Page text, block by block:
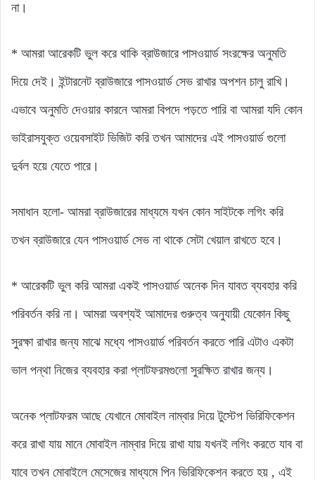
না।
* আমরা আরেকটি ভুল করে থাকি ব্রাউজারে পাসওয়ার্ড সংরক্ষের অনুমতি
দিয়ে দেই। ইন্টারনেট ব্রাউজারে পাসওয়ার্ড সেভ রাখার অপশন চালু রাখি।
এভাবে অনুমতি দেওয়ার কারনে আমরা বিপদে পড়তে পারি বা আমরা যদি কোন
ভাইরাসযুক্ত ওয়েবসাইট ভিজিট করি তখন আমাদের এই পাসওয়ার্ড গুলো
দুর্বল হয়ে যেতে পারে।
সমাধান হলো- আমরা ব্রাউজারের মাধ্যমে যখন কোন সাইটকে লগিং করি
তখন ব্রাউজারে যেন পাসওয়ার্ড সেভ না থাকে সেটা খেয়াল রাখতে হবে।
* আরেকটি ভুল করি আমরা একই পাসওয়ার্ড অনেক দিন যাবত ব্যবহার করি
পরিবর্তন করি না। আমরা অবশ্যই আমাদের গুরুত্ব অনুযায়ী যেকোন কিছু
সুরক্ষা রাখার জন্য মাঝে মধ্যে পাসওয়ার্ড পরিবর্তন করতে পারি এটাও একটা
ভাল পন্থা নিজের ব্যবহার করা প্লাটফরমগুলো সুরক্ষিত রাখার জন্য।
অনেক প্লাটফরম আছে যেখানে মোবাইল নাম্বার দিয়ে টুস্টেপ ভিরিফিকেশন
করে রাখা যায় মানে মোবাইল নাম্বার দিয়ে রাখা যায় যখনই লগিং করতে যাব বা
যাবে তখন মোবাইলে মেসেজের মাধ্যমে পিন ভিরিফিকেশন করতে হয় , এই